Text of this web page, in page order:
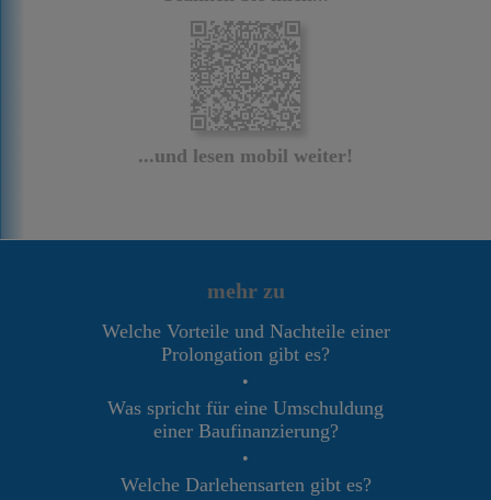
...und lesen mobil weiter!
mehr zu
Welche Vorteile und Nachteile einer
Prolongation gibt es?
•
Was spricht für eine Umschuldung
einer Baufinanzierung?
•
Welche Darlehensarten gibt es?